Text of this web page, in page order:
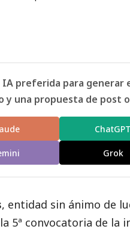
IA preferida para generar
y una propuesta de post
ChatGPT
Grok
, entidad sin ánimo de
5ª convocatoria de la